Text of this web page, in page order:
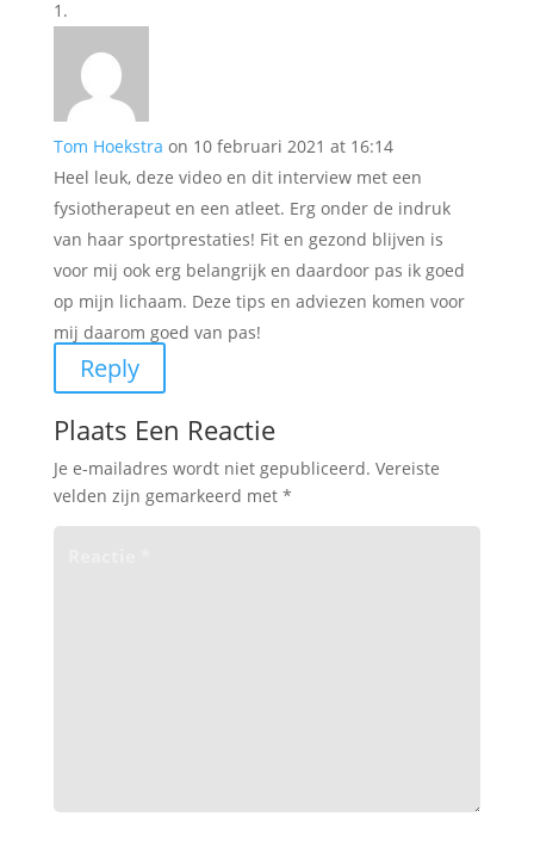
Tom Hoekstra on 10 februari 2021 at 16:14
Heel leuk, deze video en dit interview met een
fysiotherapeut en een atleet. Erg onder de indruk
van haar sportprestaties! Fit en gezond blijven is
voor mij ook erg belangrijk en daardoor pas ik goed
op mijn lichaam. Deze tips en adviezen komen voor
mij daarom goed van pas!
Reply
Plaats Een Reactie
Je e-mailadres wordt niet gepubliceerd. Vereiste
velden zijn gemarkeerd met *